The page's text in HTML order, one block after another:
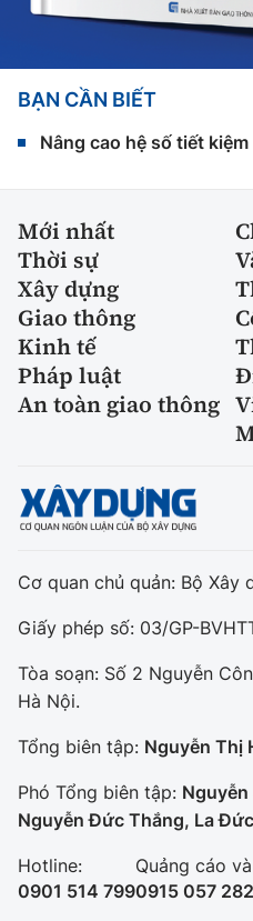
BẠN CẦN BIẾT
Nâng cao hệ số tiết
Mới nhất
Thời sự
Xây dựng
Giao thông
Kinh tế
Pháp luật
An toàn giao thông
Cơ quan chủ quản: Bộ Xây
Giấy phép số: 03/GP-
Tòa soạn: Số 2 Nguyễn
Hà Nội.
Tổng biên tập: Nguyễn Thị
Phó Tổng biên tập: Nguyễn
Nguyễn Đức Thắng, La
Hotline:
0901 514 799
Quảng cáo
0915 057 282